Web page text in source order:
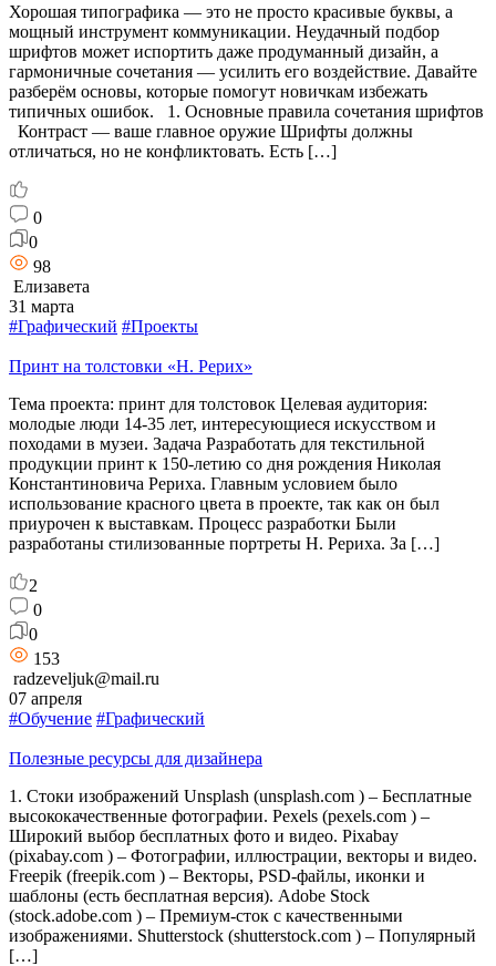
Хорошая типографика — это не просто красивые буквы, а
мощный инструмент коммуникации. Неудачный подбор
шрифтов может испортить даже продуманный дизайн, а
гармоничные сочетания — усилить его воздействие. Давайте
разберём основы, которые помогут новичкам избежать
типичных ошибок. 1. Основные правила сочетания шрифтов
Контраст — ваше главное оружие Шрифты должны
отличаться, но не конфликтовать. Есть […]
0
0
98
Елизавета
31 марта
#Графический #Проекты
Принт на толстовки «Н. Рерих»
Тема проекта: принт для толстовок Целевая аудитория:
молодые люди 14-35 лет, интересующиеся искусством и
походами в музеи. Задача Разработать для текстильной
продукции принт к 150-летию со дня рождения Николая
Константиновича Рериха. Главным условием было
использование красного цвета в проекте, так как он был
приурочен к выставкам. Процесс разработки Были
разработаны стилизованные портреты Н. Рериха. За […]
2
0
0
153
radzeveljuk@mail.ru
07 апреля
#Обучение #Графический
Полезные ресурсы для дизайнера
1. Стоки изображений Unsplash (unsplash.com ) – Бесплатные
высококачественные фотографии. Pexels (pexels.com ) –
Широкий выбор бесплатных фото и видео. Pixabay
(pixabay.com ) – Фотографии, иллюстрации, векторы и видео.
Freepik (freepik.com ) – Векторы, PSD-файлы, иконки и
шаблоны (есть бесплатная версия). Adobe Stock
(stock.adobe.com ) – Премиум-сток с качественными
изображениями. Shutterstock (shutterstock.com ) – Популярный
[…]